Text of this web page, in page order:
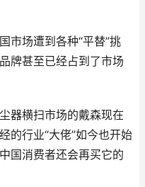
市场遭到各种“平替”挑
牌甚至已经占到了市场
器横扫市场的戴森现在
的行业“大佬”如今也开始
国消费者还会再买它的